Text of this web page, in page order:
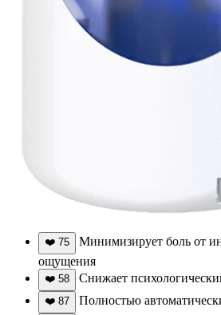
❤️ 75
Минимизирует боль от
ощущения
❤️ 58 Снижает
❤️ 87 Полностью